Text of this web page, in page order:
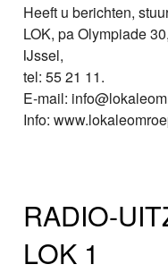
Heeft u berichten,
LOK, pa Olympiade
IJssel,
tel: 55 21 11.
E-mail:
Info:
RADIO-
LOK 1